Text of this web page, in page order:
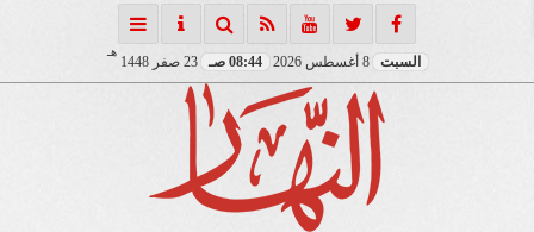
السبت 8 أغسطس 2026 08:44 صـ 23 صفر 1448
هـ